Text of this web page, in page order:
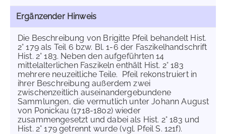
Ergänzender Hinweis
Die Beschreibung von Brigitte Pfeil behandelt Hist.
2° 179 als Teil 6 bzw. Bl. 1-6 der Faszikelhandschrift
Hist. 2° 183. Neben den aufgeführten 14
mittelalterlichen Faszikeln enthält Hist. 2° 183
mehrere neuzeitliche Teile. Pfeil rekonstruiert in
ihrer Beschreibung außerdem zwei
zwischenzeitlich auseinandergebundene
Sammlungen, die vermutlich unter Johann August
von Ponickau (1718-1802) wieder
zusammengesetzt und dabei als Hist. 2° 183 und
Hist. 2° 179 getrennt wurde (vgl. Pfeil S. 121f).